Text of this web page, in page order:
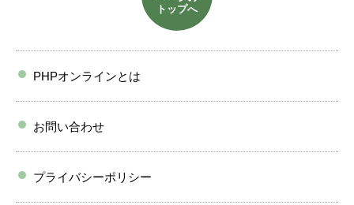
トップへ
PHPオンラインとは
お問い合わせ
プライバシーポリシー